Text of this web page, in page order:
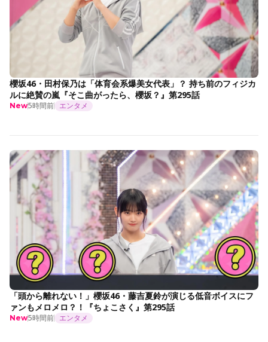
櫻坂46・田村保乃は「体育会系爆美女代表」？ 持ち前のフィジカ
ルに絶賛の嵐『そこ曲がったら、櫻坂？』第295話
New5時間前 エンタメ
「頭から離れない！」櫻坂46・藤吉夏鈴が演じる低音ボイスにフ
ァンもメロメロ？！『ちょこさく』第295話
New5時間前 エンタメ